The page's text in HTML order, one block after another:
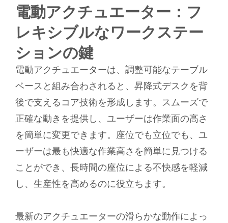
電動アクチュエーター：フ
レキシブルなワークステー
ションの鍵
電動アクチュエーターは、調整可能なテーブル
ベースと組み合わされると、昇降式デスクを背
後で支えるコア技術を形成します。スムーズで
正確な動きを提供し、ユーザーは作業面の高さ
を簡単に変更できます。座位でも立位でも、ユ
ーザーは最も快適な作業高さを簡単に見つける
ことができ、長時間の座位による不快感を軽減
し、生産性を高めるのに役立ちます。
最新のアクチュエーターの滑らかな動作によっ